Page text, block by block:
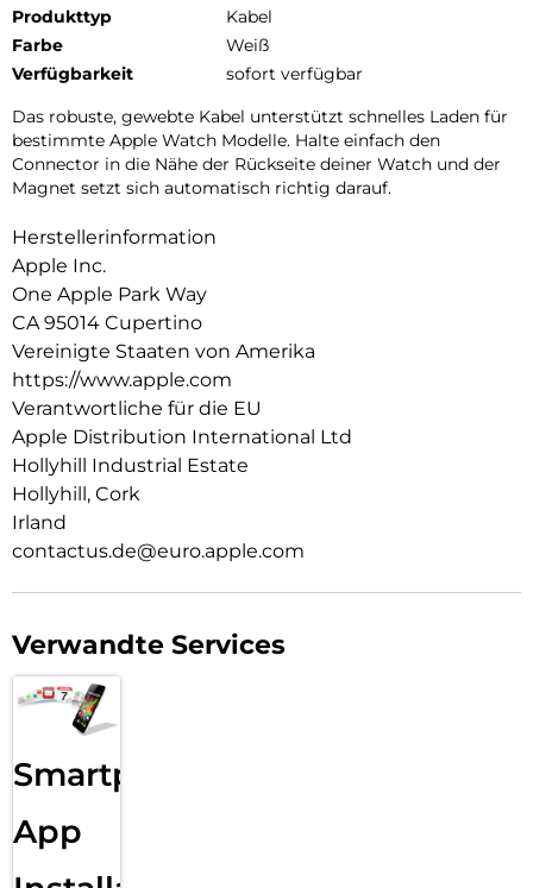
Produkttyp
Kabel
Farbe
Weiß
Verfügbarkeit
sofort verfügbar
Das robuste, gewebte Kabel unterstützt schnelles Laden für
bestimmte Apple Watch Modelle. Halte einfach den
Connector in die Nähe der Rückseite deiner Watch und der
Magnet setzt sich automatisch richtig darauf.
Herstellerinformation
Apple Inc.
One Apple Park Way
CA 95014 Cupertino
Vereinigte Staaten von Amerika
https://www.apple.com
Verantwortliche für die EU
Apple Distribution International Ltd
Hollyhill Industrial Estate
Hollyhill, Cork
Irland
contactus.de@euro.apple.com
Verwandte Services
Smartphone
App